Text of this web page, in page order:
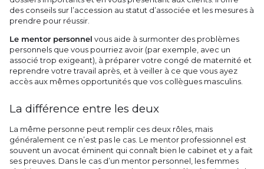
des conseils sur l’accession au statut d’associée et les mesures à
prendre pour réussir.
Le mentor personnel vous aide à surmonter des problèmes
personnels que vous pourriez avoir (par exemple, avec un
associé trop exigeant), à préparer votre congé de maternité et
reprendre votre travail après, et à veiller à ce que vous ayez
accès aux mêmes opportunités que vos collègues masculins.
La différence entre les deux
La même personne peut remplir ces deux rôles, mais
généralement ce n’est pas le cas. Le mentor professionnel est
souvent un avocat éminent qui connaît bien le cabinet et y a fait
ses preuves. Dans le cas d’un mentor personnel, les femmes